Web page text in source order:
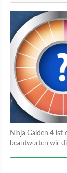
Ninja Gaiden 4 ist
beantworten wir